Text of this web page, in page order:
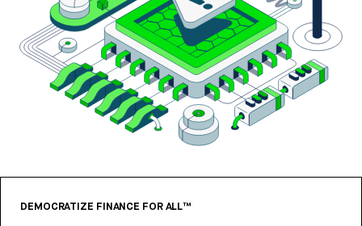
DEMOCRATIZE FINANCE FOR ALL™